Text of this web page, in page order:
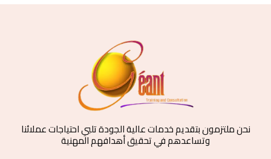
نحن ملتزمون بتقديم خدمات عالية الجودة تلبي احتياجات عملائنا
وتساعدهم في تحقيق أهدافهم المهنية